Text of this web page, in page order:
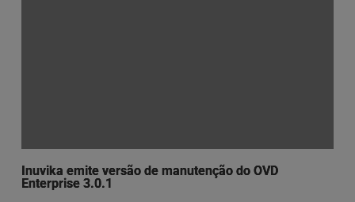
Inuvika emite versão de manutenção do OVD
Enterprise 3.0.1